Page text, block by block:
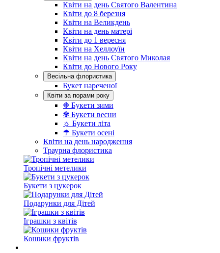
Квіти на день Святого Валентина
Квіти до 8 березня
Квіти на Великдень
Квіти на день матері
Квіти до 1 вересня
Квіти на Хеллоуїн
Квіти на день Святого Миколая
Квіти до Нового Року
Весільна флористика
Букет нареченої
Квіти за порами року
❉ Букети зими
✾ Букети весни
☼ Букети літа
☂ Букети осені
Квіти на день народження
Траурна флористика
Тропічні метелики
Букети з цукерок
Подарунки для Дітей
Іграшки з квітів
Кошики фруктів